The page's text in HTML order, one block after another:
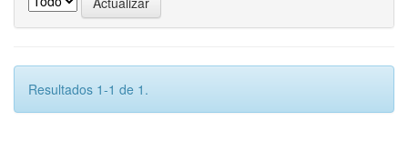
Resultados 1-1 de 1.